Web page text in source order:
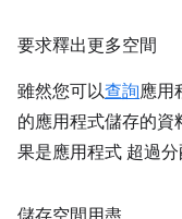
要求釋出更多空間
雖然您可以查詢應用
的應用程式儲存的資
果是應用程式 超過分